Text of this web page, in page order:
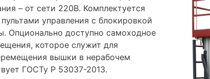
– от сети 220В. Комплектуется
управления с блокировкой
Опционально доступно самоходное
которое служит для
вышки в нерабочем
ГОСТу Р 53037-2013.